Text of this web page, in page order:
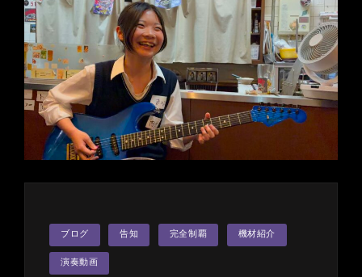
ギ
ュ
ッ
と
ブ
ロ
グ
に
濃
か
っ
カ
ゴ
ー
ブログ 告知 完全制覇 機材紹介
演奏動画